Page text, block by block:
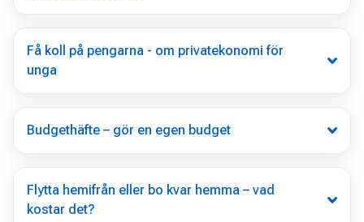
Få koll på pengarna - om privatekonomi för
unga
Budgethäfte – gör en egen budget
Flytta hemifrån eller bo kvar hemma – vad
kostar det?